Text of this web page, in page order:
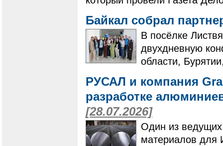
Байкал собрал
В посёлке
двухдневную
области,
РУСАЛ и компания
разработке
[28.07.2026]
Один из ведущих
материалов для